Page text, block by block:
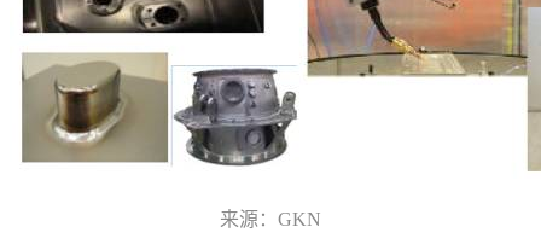
来源：GKN